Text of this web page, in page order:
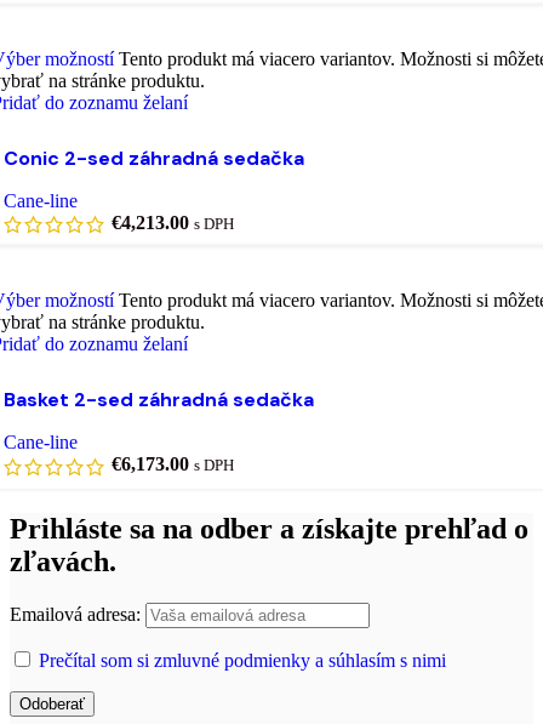
možností Tento produkt má viacero variantov. Možnosti si
na stránke produktu.
do zoznamu želaní
Conic 2-sed záhradná sedačka
Cane-line
€4,213.00 s DPH
možností Tento produkt má viacero variantov. Možnosti si
na stránke produktu.
do zoznamu želaní
Basket 2-sed záhradná sedačka
Cane-line
€6,173.00 s DPH
Prihláste sa na odber a získajte prehľad o
zľavách.
Emailová adresa:
Prečítal som si zmluvné podmienky a súhlasím s nimi